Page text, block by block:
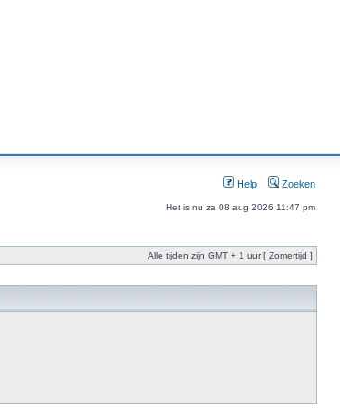
Help Zoeken
Het is nu za 08 aug 2026 11:47 pm
Alle tijden zijn GMT + 1 uur [ Zomertijd ]